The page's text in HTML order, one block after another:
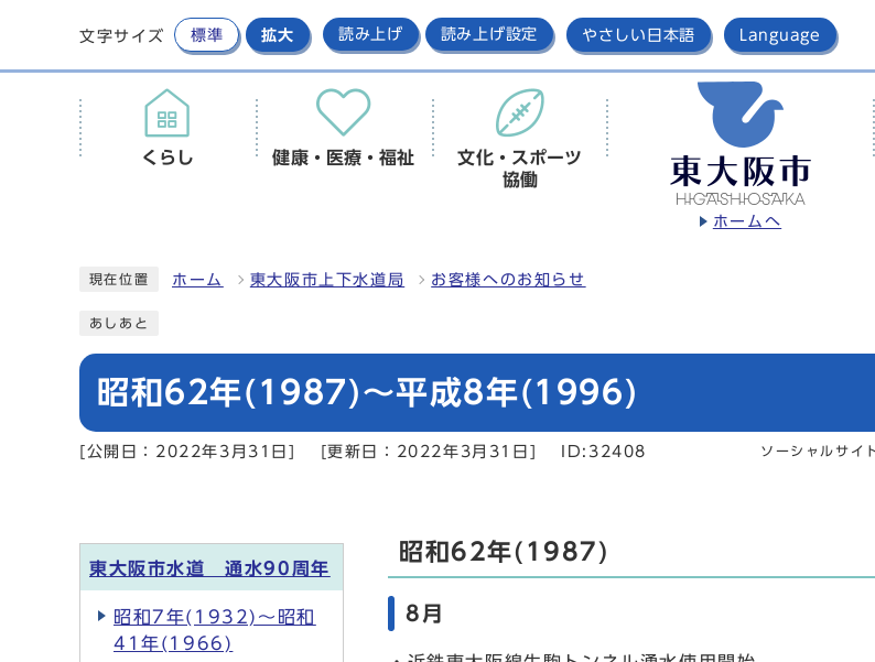
文字サイズ 標準 拡大 読み上げ 読み上げ設定 やさしい日本語 Language
ホームへ
くらし 健康・医療・福祉
文化・スポーツ
協働
現在位置 ホーム 東大阪市上下水道局 お客様へのお知らせ
あしあと
昭和62年(1987)～平成8年(1996)
[公開日：2022年3月31日] [更新日：2022年3月31日] ID:32408 ソーシャルサイ
昭和62年(1987)
8月
東大阪市水道 通水90周年
昭和7年(1932)～昭和
41年(1966)